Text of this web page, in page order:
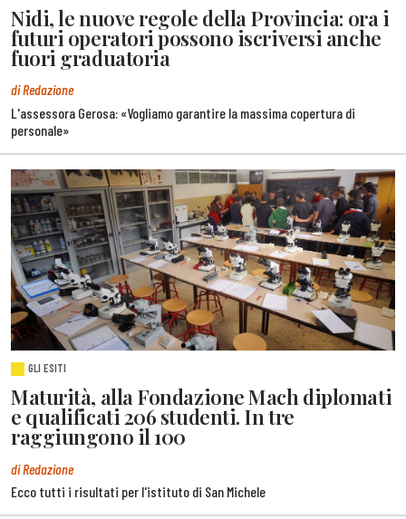
Nidi, le nuove regole della Provincia: ora i
futuri operatori possono iscriversi anche
fuori graduatoria
di Redazione
L'assessora Gerosa: «Vogliamo garantire la massima copertura di
personale»
GLI ESITI
Maturità, alla Fondazione Mach diplomati
e qualificati 206 studenti. In tre
raggiungono il 100
di Redazione
Ecco tutti i risultati per l'istituto di San Michele